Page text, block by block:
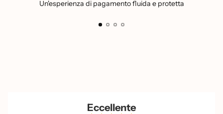
Un'esperienza di pagamento fluida e protetta
Eccellente